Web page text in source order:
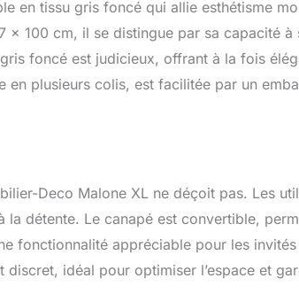
en tissu gris foncé qui allie esthétisme
100 cm, il se distingue par sa capacité à
foncé est judicieux, offrant à la fois
en plusieurs colis, est facilitée par un
Deco Malone XL ne déçoit pas. Les
détente. Le canapé est convertible,
fonctionnalité appréciable pour les
idéal pour optimiser l’espace et